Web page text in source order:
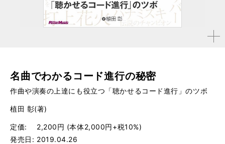
拡大す
名曲でわかるコード進行の秘密
作曲や演奏の上達にも役立つ「聴かせるコード進行」のツボ
植田 彰(著)
定価
2,200円 (本体2,000円+税10%)
発売日
2019.04.26